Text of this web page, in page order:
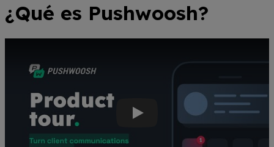
¿Qué es Pushwoosh?